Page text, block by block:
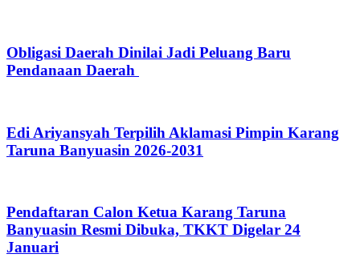
Obligasi Daerah Dinilai Jadi Peluang Baru
Pendanaan Daerah
Edi Ariyansyah Terpilih Aklamasi Pimpin Karang
Taruna Banyuasin 2026-2031
Pendaftaran Calon Ketua Karang Taruna
Banyuasin Resmi Dibuka, TKKT Digelar 24
Januari